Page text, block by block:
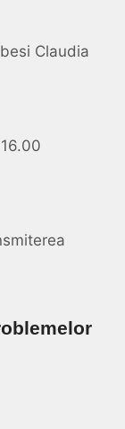
Claudia